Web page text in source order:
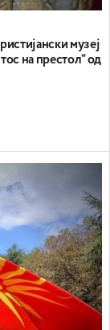
музеј
на престол“ од